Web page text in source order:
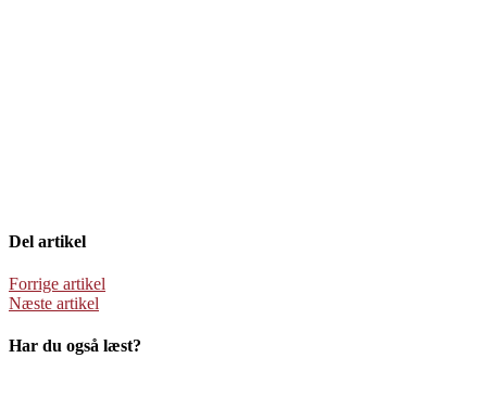
Del artikel
Forrige artikel
Næste artikel
Har du også læst?